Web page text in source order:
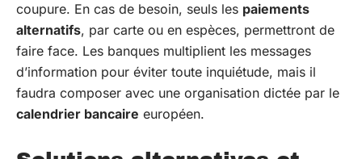
coupure. En cas de besoin, seuls les paiements
alternatifs, par carte ou en espèces, permettront de
faire face. Les banques multiplient les messages
d’information pour éviter toute inquiétude, mais il
faudra composer avec une organisation dictée par le
calendrier bancaire européen.